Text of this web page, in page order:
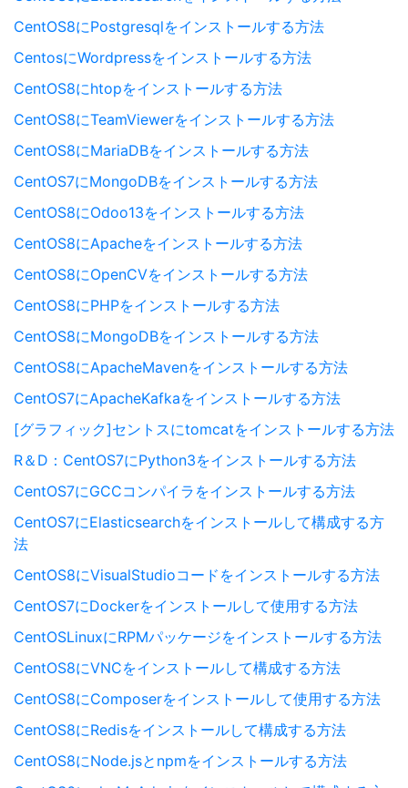
CentOS8にPostgresqlをインストールする方法
CentosにWordpressをインストールする方法
CentOS8にhtopをインストールする方法
CentOS8にTeamViewerをインストールする方法
CentOS8にMariaDBをインストールする方法
CentOS7にMongoDBをインストールする方法
CentOS8にOdoo13をインストールする方法
CentOS8にApacheをインストールする方法
CentOS8にOpenCVをインストールする方法
CentOS8にPHPをインストールする方法
CentOS8にMongoDBをインストールする方法
CentOS8にApacheMavenをインストールする方法
CentOS7にApacheKafkaをインストールする方法
[グラフィック]セントスにtomcatをインストールする方法
R＆D：CentOS7にPython3をインストールする方法
CentOS7にGCCコンパイラをインストールする方法
CentOS7にElasticsearchをインストールして構成する方
法
CentOS8にVisualStudioコードをインストールする方法
CentOS7にDockerをインストールして使用する方法
CentOSLinuxにRPMパッケージをインストールする方法
CentOS8にVNCをインストールして構成する方法
CentOS8にComposerをインストールして使用する方法
CentOS8にRedisをインストールして構成する方法
CentOS8にNode.jsとnpmをインストールする方法